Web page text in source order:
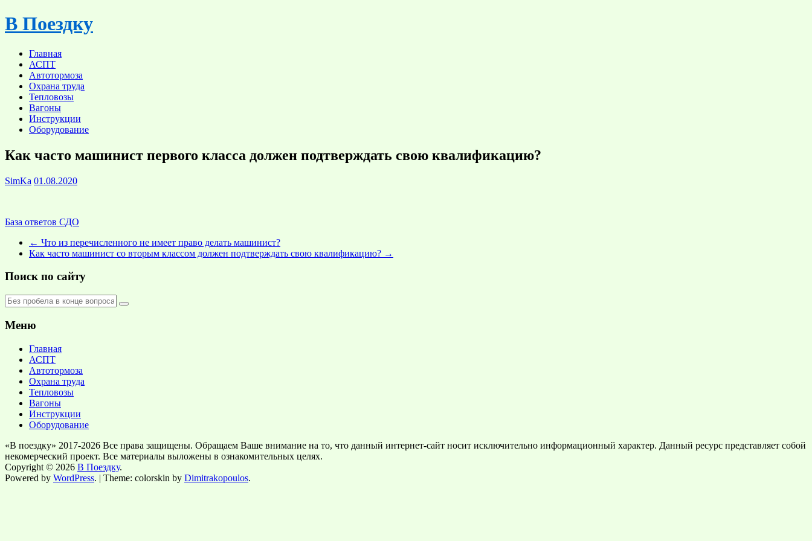
Skip
to
В Поездку
Главная
АСПТ
Автотормоза
Охрана труда
Тепловозы
Вагоны
Инструкции
Оборудование
Как часто машинист первого класса должен подтверждать свою квалификацию?
SimKa 01.08.2020
База ответов СДО
← Что из перечисленного не имеет право делать машинист?
Как часто машинист со вторым классом должен подтверждать свою квалификацию? →
Поиск по сайту
Меню
Главная
АСПТ
Автотормоза
Охрана труда
Тепловозы
Вагоны
Инструкции
Оборудование
«В поездку» 2017-2026 Все права защищены. Обращаем Ваше внимание на то, что данный интернет-сайт носит исключительно информационный характер. Данный ресурс представляет собой
некомерческий проект. Все материалы выложены в ознакомительных целях.
Copyright © 2026 В Поездку.
Powered by WordPress. | Theme: colorskin by Dimitrakopoulos.